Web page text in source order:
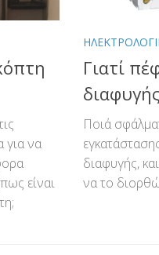
για να
είναι
Γιατί
διαφυγής
Ποιά
διαφυγής,
να το